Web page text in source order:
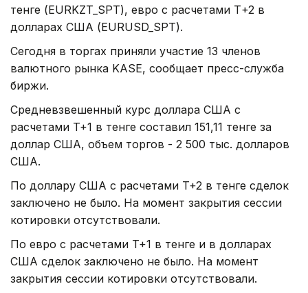
тенге (EURKZT_SPT), евро с расчетами Т+2 в
долларах США (EURUSD_SPT).
Сегодня в торгах приняли участие 13 членов
валютного рынка KASE, сообщает пресс-служба
биржи.
Средневзвешенный курс доллара США с
расчетами T+1 в тенге составил 151,11 тенге за
доллар США, объем торгов - 2 500 тыс. долларов
США.
По доллару США с расчетами T+2 в тенге сделок
заключено не было. На момент закрытия сессии
котировки отсутствовали.
По евро с расчетами T+1 в тенге и в долларах
США сделок заключено не было. На момент
закрытия сессии котировки отсутствовали.